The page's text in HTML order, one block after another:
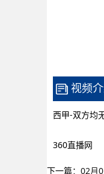
视频
西甲-双方均
360直播网
下一篇： 02月